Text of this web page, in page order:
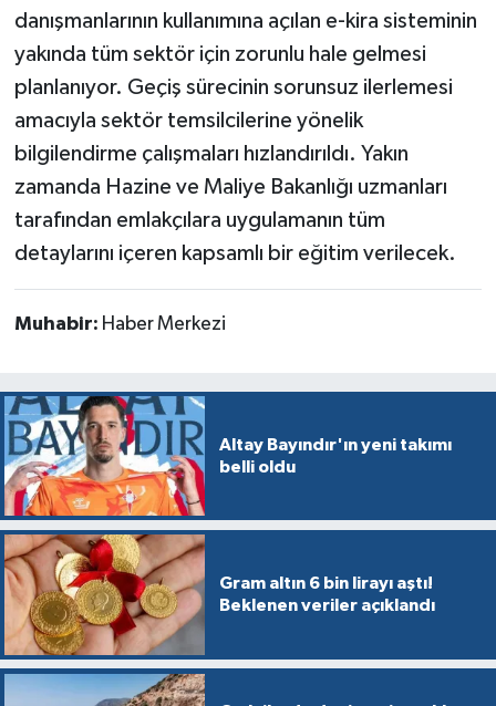
danışmanlarının kullanımına açılan e-kira sisteminin
yakında tüm sektör için zorunlu hale gelmesi
planlanıyor. Geçiş sürecinin sorunsuz ilerlemesi
amacıyla sektör temsilcilerine yönelik
bilgilendirme çalışmaları hızlandırıldı. Yakın
zamanda Hazine ve Maliye Bakanlığı uzmanları
tarafından emlakçılara uygulamanın tüm
detaylarını içeren kapsamlı bir eğitim verilecek.
Muhabir: Haber Merkezi
Altay Bayındır'ın yeni takımı
belli oldu
Gram altın 6 bin lirayı aştı!
Beklenen veriler açıklandı